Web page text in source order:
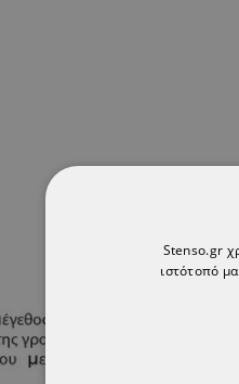
Stenso.gr
ιστότοπό